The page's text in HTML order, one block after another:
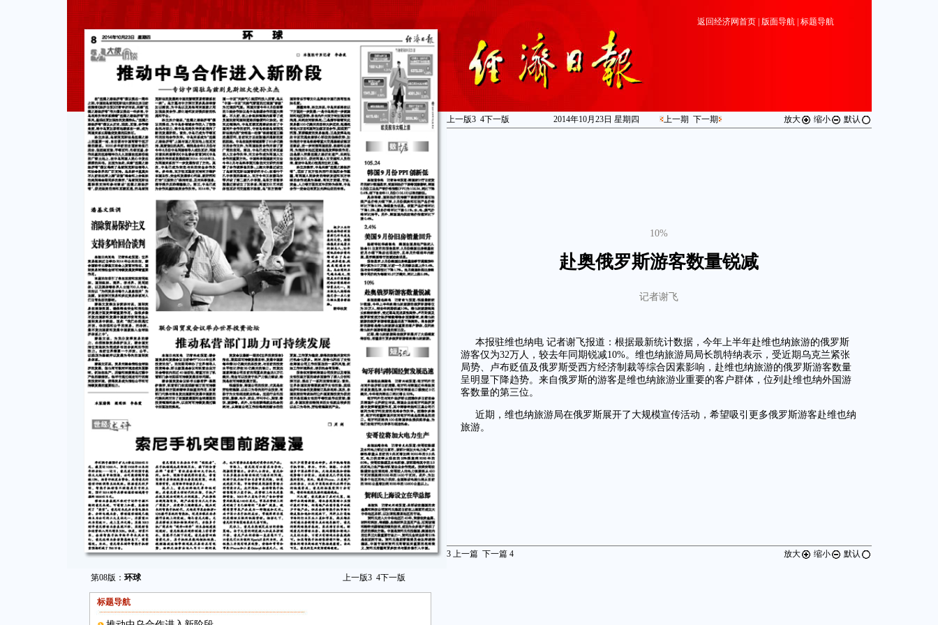
第08版： 环球 上一版3 4下一版
标题导航
返回经济网首页| 版面导航| 标题导航
上一版3 4下一版 2014年10月23日 星期 四 上一期 下一期 放大 缩小 默认
10%
赴奥俄罗斯游客数量锐减
记者谢飞
本报驻维也纳电 记者谢飞报道：根据最新统计数据，今年上半年赴维也纳旅游的俄罗斯
游客仅为32万人，较去年同期锐减10%。维也纳旅游局局长凯特纳表示，受近期乌克兰紧张
局势、卢布贬值及俄罗斯受西方经济制裁等综合因素影响，赴维也纳旅游的俄罗斯游客数量
呈明显下降趋势。来自俄罗斯的游客是维也纳旅游业重要的客户群体，位列赴维也纳外国游
客数量的第三位。
近期，维也纳旅游局在俄罗斯展开了大规模宣传活动，希望吸引更多俄罗斯游客赴维也纳
旅游。
3上一篇 下一篇 4 放大 缩小 默认